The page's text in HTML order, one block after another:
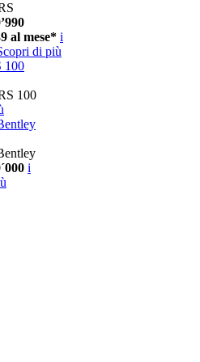
al mese* i
di più
100
100
i